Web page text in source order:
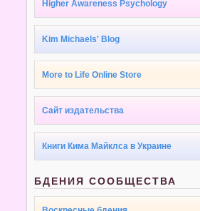
Higher Awareness Psychology
Kim Michaels' Blog
More to Life Online Store
Сайт издательства
Книги Кима Майклса в Украине
БДЕНИЯ СООБЩЕСТВА